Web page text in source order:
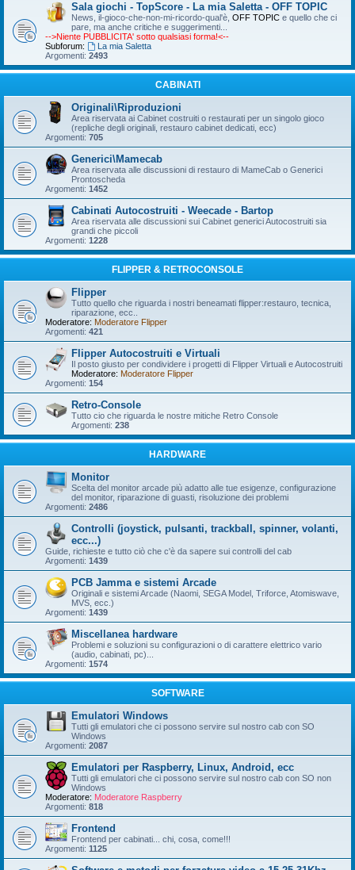
Sala giochi - TopScore - La mia Saletta - OFF TOPIC
News, il-gioco-che-non-mi-ricordo-qual'è, OFF TOPIC e quello che ci
pare, ma anche critiche e suggerimenti...
-->Niente PUBBLICITA' sotto qualsiasi forma!<--
Subforum:
La mia Saletta
Argomenti: 2493
CABINATI
Originali\Riproduzioni
Area riservata ai Cabinet costruiti o restaurati per un singolo gioco
(repliche degli originali, restauro cabinet dedicati, ecc)
Argomenti: 705
Generici\Mamecab
Area riservata alle discussioni di restauro di MameCab o Generici
Prontoscheda
Argomenti: 1452
Cabinati Autocostruiti - Weecade - Bartop
Area riservata alle discussioni sui Cabinet generici Autocostruiti sia
grandi che piccoli
Argomenti: 1228
FLIPPER & RETROCONSOLE
Flipper
Tutto quello che riguarda i nostri beneamati flipper:restauro, tecnica,
riparazione, ecc..
Moderatore: Moderatore Flipper
Argomenti: 421
Flipper Autocostruiti e Virtuali
Il posto giusto per condividere i progetti di Flipper Virtuali e Autocostruiti
Moderatore: Moderatore Flipper
Argomenti: 154
Retro-Console
Tutto cio che riguarda le nostre mitiche Retro Console
Argomenti: 238
HARDWARE
Monitor
Scelta del monitor arcade più adatto alle tue esigenze, configurazione
del monitor, riparazione di guasti, risoluzione dei problemi
Argomenti: 2486
Controlli (joystick, pulsanti, trackball, spinner, volanti,
ecc...)
Guide, richieste e tutto ciò che c'è da sapere sui controlli del cab
Argomenti: 1439
PCB Jamma e sistemi Arcade
Originali e sistemi Arcade (Naomi, SEGA Model, Triforce, Atomiswave,
MVS, ecc.)
Argomenti: 1439
Miscellanea hardware
Problemi e soluzioni su configurazioni o di carattere elettrico vario
(audio, cabinati, pc)...
Argomenti: 1574
SOFTWARE
Emulatori Windows
Tutti gli emulatori che ci possono servire sul nostro cab con SO
Windows
Argomenti: 2087
Emulatori per Raspberry, Linux, Android, ecc
Tutti gli emulatori che ci possono servire sul nostro cab con SO non
Windows
Moderatore: Moderatore Raspberry
Argomenti: 818
Frontend
Frontend per cabinati... chi, cosa, come!!!
Argomenti: 1125